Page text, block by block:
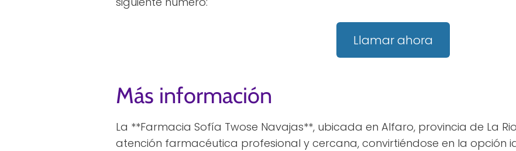
Llamar ahora
Más información
La **Farmacia Sofía Twose Navajas**, ubicada en Alfaro, provincia de La
atención farmacéutica profesional y cercana, convirtiéndose en la opción